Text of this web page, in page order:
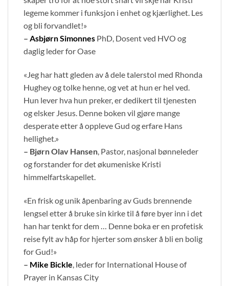
legeme kommer i funksjon i enhet og kjærlighet. Les
og bli forvandlet!»
– Asbjørn Simonnes PhD, Dosent ved HVO og
daglig leder for Oase
«Jeg har hatt gleden av å dele talerstol med Rhonda
Hughey og tolke henne, og vet at hun er hel ved.
Hun lever hva hun preker, er dedikert til tjenesten
og elsker Jesus. Denne boken vil gjøre mange
desperate etter å oppleve Gud og erfare Hans
hellighet.»
– Bjørn Olav Hansen , Pastor, nasjonal bønneleder
og forstander for det økumeniske Kristi
himmelfartskapellet.
«En frisk og unik åpenbaring av Guds brennende
lengsel etter å bruke sin kirke til å føre byer inn i det
han har tenkt for dem … Denne boka er en profetisk
reise fylt av håp for hjerter som ønsker å bli en bolig
for Gud!»
– Mike Bickle , leder for International House of
Prayer in Kansas City